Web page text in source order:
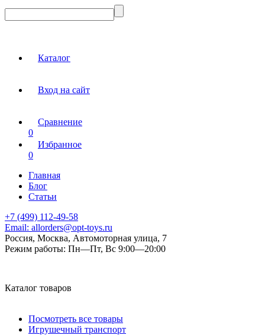
Каталог
Вход на сайт
Сравнение
0
Избранное
0
Главная
Блог
Статьи
+7 (499) 112-49-58
Email: allorders@opt-toys.ru
Россия, Москва, Автомоторная улица, 7
Режим работы: Пн—Пт, Вс 9:00—20:00
Каталог товаров
Посмотреть все товары
Игрушечный транспорт